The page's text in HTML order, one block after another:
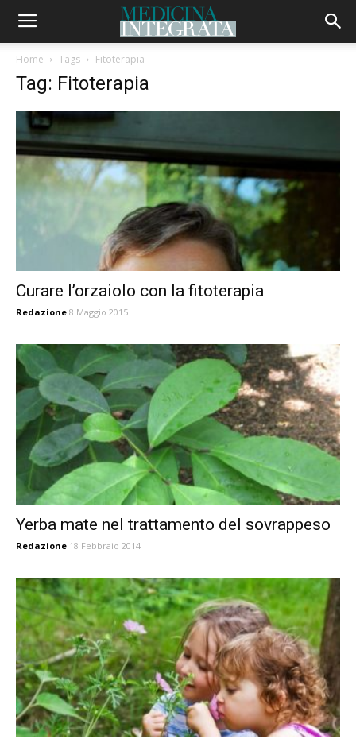
Home Tags Fitoterapia
Tag: Fitoterapia
Curare l’orzaiolo con la fitoterapia
Redazione 8 Maggio 2015
Yerba mate nel trattamento del sovrappeso
Redazione 18 Febbraio 2014